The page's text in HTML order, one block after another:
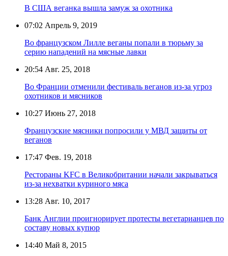
В США веганка вышла замуж за охотника
07:02 Апрель 9, 2019
Во французском Лилле веганы попали в тюрьму за
серию нападений на мясные лавки
20:54 Авг. 25, 2018
Во Франции отменили фестиваль веганов из-за угроз
охотников и мясников
10:27 Июнь 27, 2018
Французские мясники попросили у МВД защиты от
веганов
17:47 Фев. 19, 2018
Рестораны KFC в Великобритании начали закрываться
из-за нехватки куриного мяса
13:28 Авг. 10, 2017
Банк Англии проигнорирует протесты вегетарианцев по
составу новых купюр
14:40 Май 8, 2015